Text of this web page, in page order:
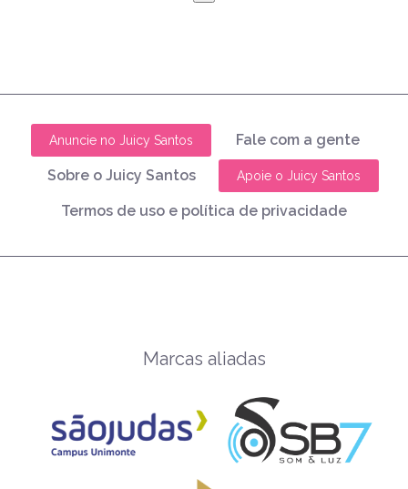
Anuncie no Juicy Santos Fale com a gente
Sobre o Juicy Santos Apoie o Juicy Santos
Termos de uso e política de privacidade
Marcas aliadas